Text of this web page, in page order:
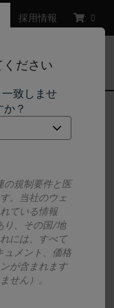
ださい
致しませ
？
の規制要件と医
。当社のウェ
ている情報
り、その国/地
には、すべて
ュメント、価格
が含まれます
せん）。
採用情報 : 0
Pathology